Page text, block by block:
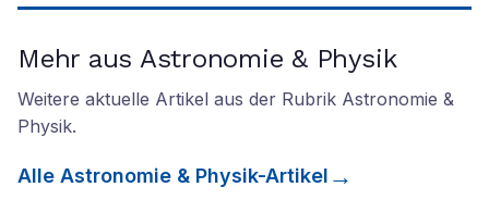
Mehr aus Astronomie & Physik
Weitere aktuelle Artikel aus der Rubrik Astronomie &
Physik.
Alle Astronomie & Physik-Artikel